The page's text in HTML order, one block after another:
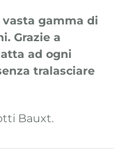
gamma di
Grazie a
ad ogni
tralasciare
Bauxt.